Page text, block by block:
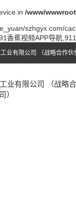
in /www/
szhgyx.com/
香蕉视频APP导航
业有限公司 （战略合作伙